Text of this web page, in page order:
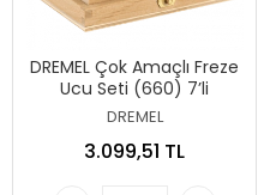
DREMEL Çok Amaçlı Freze
Ucu Seti (660) 7’li
DREMEL
3.099,51 TL